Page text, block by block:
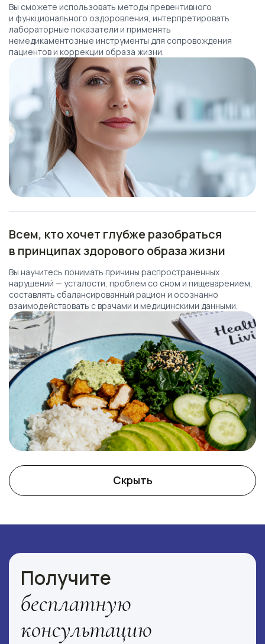
Вы сможете использовать методы превентивного
и функционального оздоровления, интерпретировать
лабораторные показатели и применять
немедикаментозные инструменты для сопровождения
пациентов и коррекции образа жизни.
Всем, кто хочет глубже разобраться
в принципах здорового образа жизни
Вы научитесь понимать причины распространенных
нарушений — усталости, проблем со сном и пищеварением,
составлять сбалансированный рацион и осознанно
взаимодействовать с врачами и медицинскими данными.
Скрыть
Получите
бесплатную
консультацию